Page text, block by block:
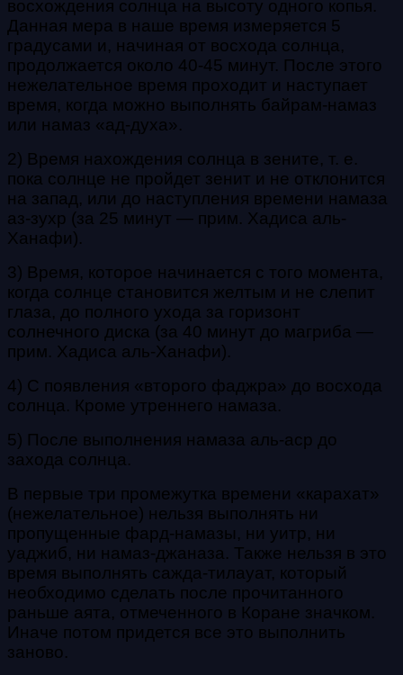
восхождения солнца на высоту одного копья.
Данная мера в наше время измеряется 5
градусами и, начиная от восхода солнца,
продолжается около 40-45 минут. После этого
нежелательное время проходит и наступает
время, когда можно выполнять байрам-намаз
или намаз «ад-духа».
2) Время нахождения солнца в зените, т. е.
пока солнце не пройдет зенит и не отклонится
на запад, или до наступления времени намаза
аз-зухр (за 25 минут — прим. Хадиса аль-
Ханафи).
3) Время, которое начинается с того момента,
когда солнце становится желтым и не слепит
глаза, до полного ухода за горизонт
солнечного диска (за 40 минут до магриба —
прим. Хадиса аль-Ханафи).
4) C появления «второго фаджра» до восхода
солнца. Кроме утреннего намаза.
5) После выполнения намаза аль-аср до
захода солнца.
В первые три промежутка времени «карахат»
(нежелательное) нельзя выполнять ни
пропущенные фард-намазы, ни уитр, ни
уаджиб, ни намаз-джаназа. Также нельзя в это
время выполнять сажда-тилауат, который
необходимо сделать после прочитанного
раньше аята, отмеченного в Коране значком.
Иначе потом придется все это выполнить
заново.